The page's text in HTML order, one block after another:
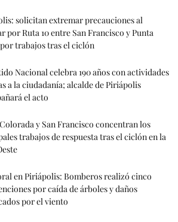
solicitan extremar precauciones al
por Ruta 10 entre San Francisco y Punta
trabajos tras el ciclón
Nacional celebra 190 años con actividades
a la ciudadanía; alcalde de Piriápolis
el acto
y San Francisco concentran los
trabajos de respuesta tras el ciclón en la
en Piriápolis: Bomberos realizó cinco
por caída de árboles y daños
por el viento